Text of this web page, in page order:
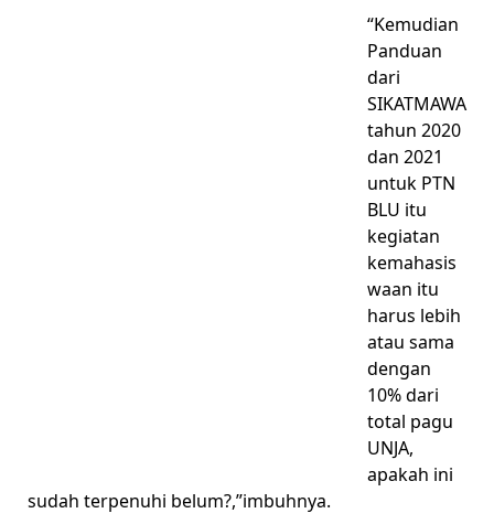
“Kemudian
Panduan
dari
SIKATMAWA
tahun 2020
dan 2021
untuk PTN
BLU itu
kegiatan
kemahasis
waan itu
harus lebih
atau sama
dengan
10% dari
total pagu
UNJA,
apakah ini
sudah terpenuhi belum?,”imbuhnya.